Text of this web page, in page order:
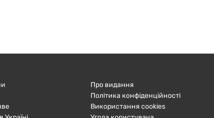
Про видання
Політика конфіденційності
Використання cookies